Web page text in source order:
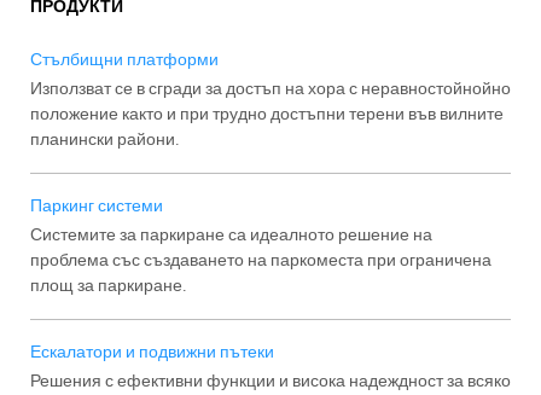
ПРОДУКТИ
Стълбищни платформи
Използват се в сгради за достъп на хора с неравностойнойно
положение както и при трудно достъпни терени във вилните
планински райони.
Паркинг системи
Системите за паркиране са идеалното решение на
проблема със създаването на паркоместа при ограничена
площ за паркиране.
Ескалатори и подвижни пътеки
Решения с ефективни функции и висока надеждност за всяко